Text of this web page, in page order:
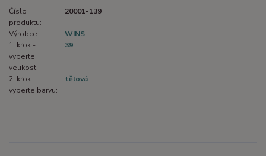
Číslo
produktu:
20001-139
Výrobce:
WINS
1. krok -
vyberte
velikost:
39
2. krok -
vyberte barvu:
tělová